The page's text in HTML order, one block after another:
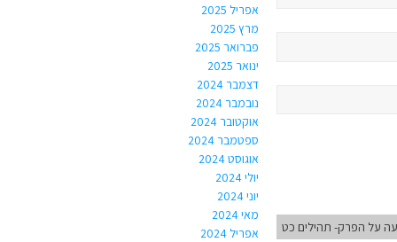
על הפרק- תהילים כט
אפריל 2025
מרץ 2025
פברואר 2025
ינואר 2025
דצמבר 2024
נובמבר 2024
אוקטובר 2024
ספטמבר 2024
אוגוסט 2024
יולי 2024
יוני 2024
מאי 2024
אפריל 2024